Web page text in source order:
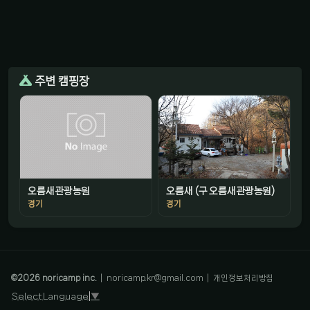
주변 캠핑장
오름새관광농원
경기
오름새 (구 오름새관광농원)
경기
©2026noricamp inc. noricamp.kr@gmail.com 개인정보처리방침
Select Language ▼